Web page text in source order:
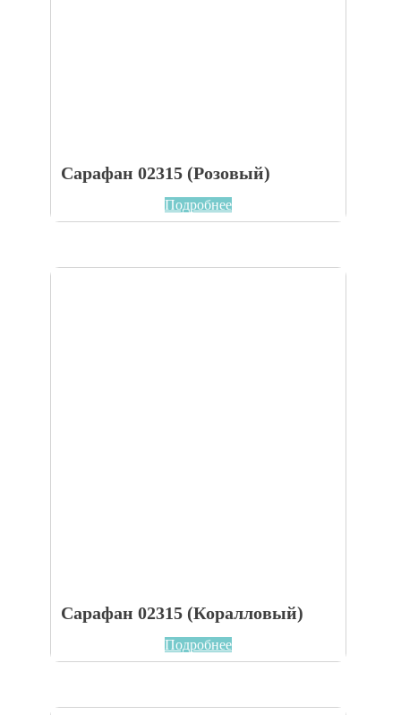
Сарафан 02315 (Розовый)
Подробнее
Сарафан 02315 (Коралловый)
Подробнее